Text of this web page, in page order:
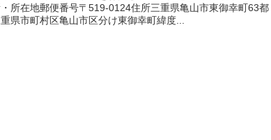
所在地郵便番号〒519-0124住所三重県亀山市東御幸町63都
県市町村区亀山市区分け東御幸町緯度...